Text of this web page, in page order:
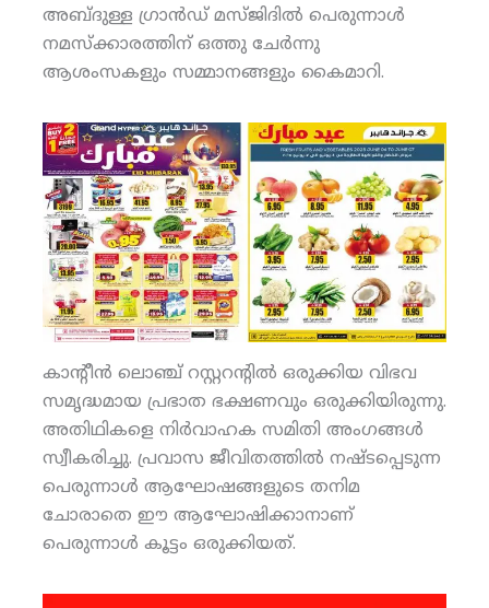
അബ്ദുള്ള ഗ്രാന്‍ഡ് മസ്ജിദില്‍ പെരുന്നാള്‍
നമസ്‌ക്കാരത്തിന് ഒത്തു ചേര്‍ന്നു
ആശംസകളും സമ്മാനങ്ങളും കൈമാറി.
കാന്റീന്‍ ലൊഞ്ച് റസ്റ്ററന്റില്‍ ഒരുക്കിയ വിഭവ
സമൃദ്ധമായ പ്രഭാത ഭക്ഷണവും ഒരുക്കിയിരുന്നു.
അതിഥികളെ നിര്‍വാഹക സമിതി അംഗങ്ങള്‍
സ്വീകരിച്ചു. പ്രവാസ ജീവിതത്തില്‍ നഷ്ടപ്പെടുന്ന
പെരുന്നാള്‍ ആഘോഷങ്ങളുടെ തനിമ
ചോരാതെ ഈ ആഘോഷിക്കാനാണ്
പെരുന്നാള്‍ കൂട്ടം ഒരുക്കിയത്.